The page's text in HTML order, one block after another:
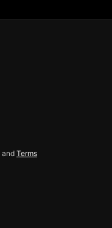
and Terms